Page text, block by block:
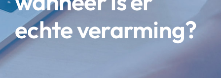
echte verarming?